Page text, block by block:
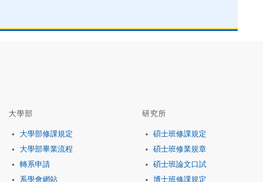
大學部
大學部修課規定
大學部畢業流程
轉系申請
系學會網站
研究所
碩士班修課規定
碩士班修業規章
碩士班論文口試
博士班修課規定